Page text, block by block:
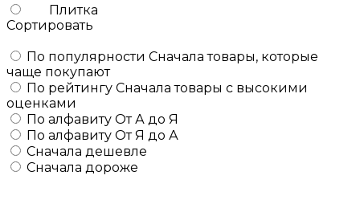
Плитка
Сортировать
По популярности Сначала товары, которые
чаще покупают
По рейтингу Сначала товары с высокими
оценками
По алфавиту От А до Я
По алфавиту От Я до А
Сначала дешевле
Сначала дороже